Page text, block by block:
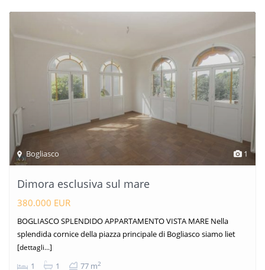
1
Bogliasco
Dimora esclusiva sul mare
380.000 EUR
BOGLIASCO SPLENDIDO APPARTAMENTO VISTA MARE Nella
splendida cornice della piazza principale di Bogliasco siamo liet
[dettagli...]
1 1 77 m2